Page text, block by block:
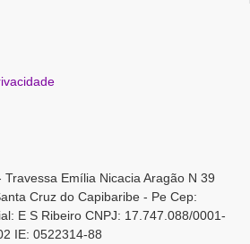
Travessa Emília Nicacia Aragão N 39
Cruz do Capibaribe - Pe Cep:
E S Ribeiro CNPJ: 17.747.088/0001-
IE: 0522314-88